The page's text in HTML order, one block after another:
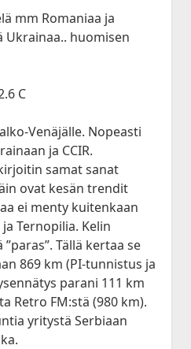
mm Romaniaa ja
Ukrainaa.. huomisen
C
Venäjälle. Nopeasti
ja CCIR.
samat sanat
ovat kesän trendit
ei menty kuitenkaan
Ternopilia. Kelin
Tällä kertaa se
869 km (PI-tunnistus ja
parani 111 km
Retro FM:stä (980 km).
yritystä Serbiaan